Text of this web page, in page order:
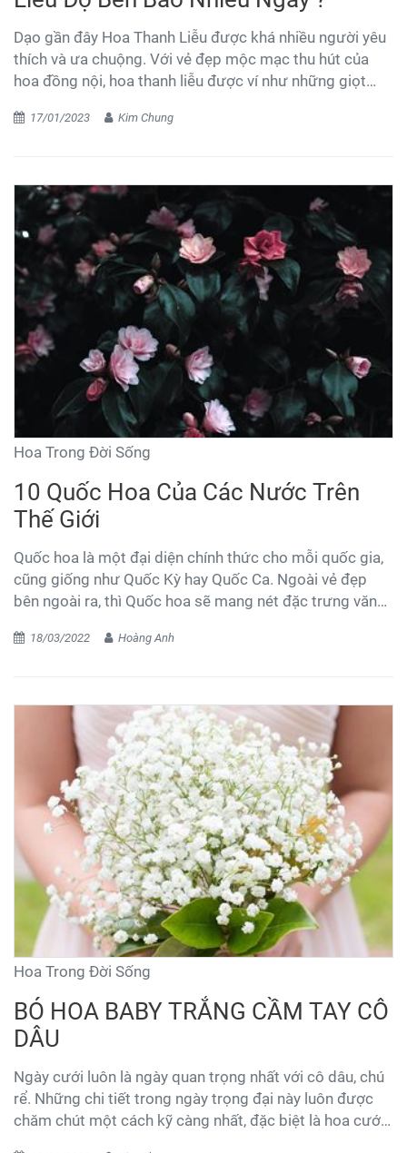
Dạo gần đây Hoa Thanh Liễu được khá nhiều người yêu
thích và ưa chuộng. Với vẻ đẹp mộc mạc thu hút của
hoa đồng nội, hoa thanh liễu được ví như những giọt
hoa Kim Kiều mua hoa hoặc ib shop thường hay hỏi
giá cũng như độ bền của hoa thanh liễu như thế nào thì
cùng tìm hiểu qua bài viết dưới đây nhé.
17/01/2023 Kim Chung
Hoa Trong Đời Sống
10 Quốc Hoa Của Các Nước Trên
Thế Giới
Quốc hoa là một đại diện chính thức cho mỗi quốc gia,
cũng giống như Quốc Kỳ hay Quốc Ca. Ngoài vẻ đẹp
bên ngoài ra, thì Quốc hoa sẽ mang nét đặc trưng văn
Quốc hoa sẽ có ý nghĩa tâm linh đối với mỗi quốc gia.
18/03/2022 Hoàng Anh
Hoa Trong Đời Sống
BÓ HOA BABY TRẮNG CẦM TAY CÔ
DÂU
Ngày cưới luôn là ngày quan trọng nhất với cô dâu, chú
rể. Những chi tiết trong ngày trọng đại này luôn được
chăm chút một cách kỹ càng nhất, đặc biệt là hoa cưới.